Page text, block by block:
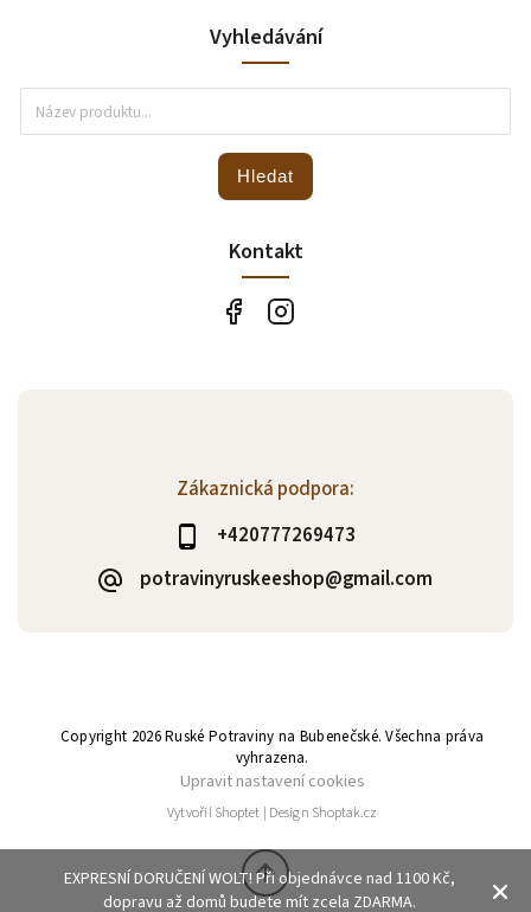
EXPRESNÍ DORUČENÍ WOLT! Při objednávce nad 1100 Kč,
dopravu až domů budete mít zcela ZDARMA.
Zákaznická podpora:
+420777269473
potravinyruskeeshop@gmail.com
Vyhledávání
Hledat
Kontakt
Copyright 2026Ruské Potraviny na Bubenečské. Všechna práva
vyhrazena.
Upravit nastavení cookies
VytvořilShoptet | Design Shoptak.cz